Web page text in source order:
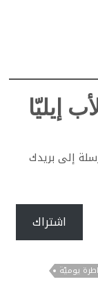
إيليّا
إلى بريدك
اشتراك
يوميّة